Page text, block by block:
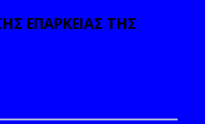
ΕΠΑΡΚΕΙΑΣ ΤΗΣ